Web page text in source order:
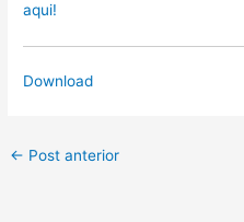
aqui!
Download
← Post anterior